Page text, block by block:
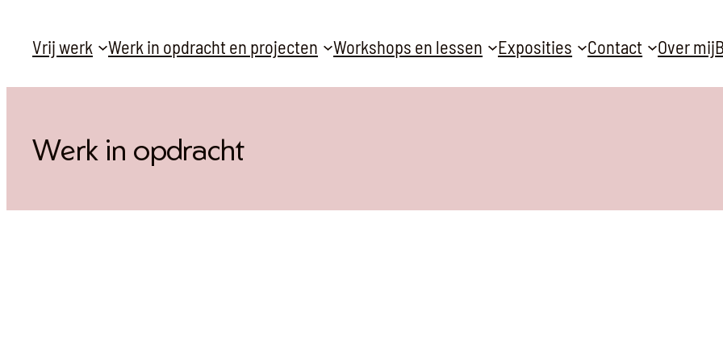
naarVrij werk Werk in opdracht en projecten Workshops en lessen Exposities Contact Over mij
Werk in opdracht